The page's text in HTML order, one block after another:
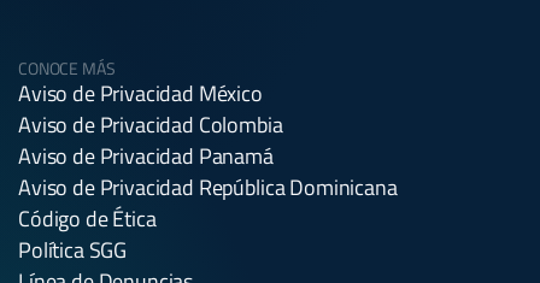
CONOCE MÁS
Aviso de Privacidad México
Aviso de Privacidad Colombia
Aviso de Privacidad Panamá
Aviso de Privacidad República Dominicana
Código de Ética
Política SGG